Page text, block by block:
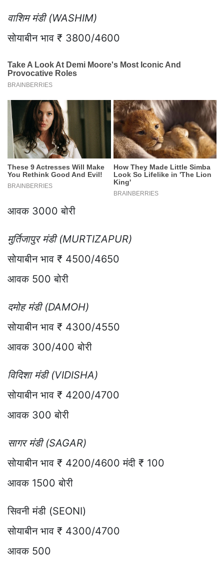
वाशिम मंडी (WASHIM)
सोयाबीन भाव ₹ 3800/4600
आवक 3000 बोरी
मुर्तिजापुर मंडी (MURTIZAPUR)
सोयाबीन भाव ₹ 4500/4650
आवक 500 बोरी
दमोह मंडी (DAMOH)
सोयाबीन भाव ₹ 4300/4550
आवक 300/400 बोरी
विदिशा मंडी (VIDISHA)
सोयाबीन भाव ₹ 4200/4700
आवक 300 बोरी
सागर मंडी (SAGAR)
सोयाबीन भाव ₹ 4200/4600 मंदी ₹ 100
आवक 1500 बोरी
सिवनी मंडी (SEONI)
सोयाबीन भाव ₹ 4300/4700
आवक 500